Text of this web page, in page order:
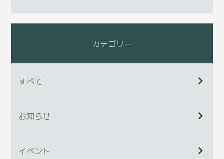
カテゴリー
すべて
お知らせ
イベント